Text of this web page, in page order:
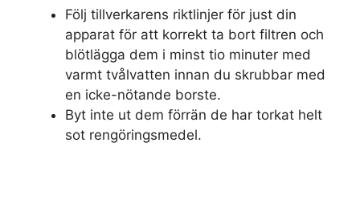
Följ tillverkarens riktlinjer för just din
apparat för att korrekt ta bort filtren och
blötlägga dem i minst tio minuter med
varmt tvålvatten innan du skrubbar med
en icke-nötande borste.
Byt inte ut dem förrän de har torkat helt
sot rengöringsmedel.